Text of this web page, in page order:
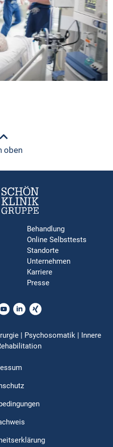
oben
Behandlung
Online Selbsttests
Standorte
Unternehmen
Karriere
Presse
| Psychosomatik | Innere